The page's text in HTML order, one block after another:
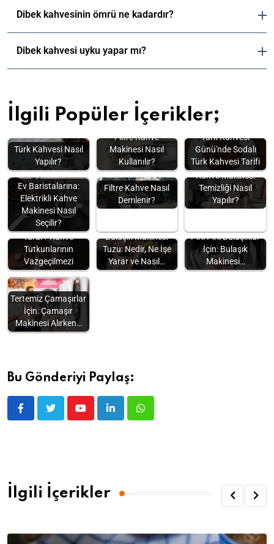
Dibek kahvesinin ömrü ne kadardır?
Dibek kahvesi uyku yapar mı?
İlgili Popüler İçerikler;
Türk Kahvesi Nasıl
Yapılır?
Tüm İpuçlarıyla:
Filtre Kahve
Makinesi Nasıl
Kullanılır?
Türk Kahvesi
Günü'nde Sodalı
Türk Kahvesi Tarifi
Ev Baristalarına:
Elektrikli Kahve
Makinesi Nasıl
Seçilir?
Filtre Kahve Nasıl
Demlenir?
Kahve Makinesi
Temizliği Nasıl
Yapılır?
Moka Pot Ne İşe
Yarar? Kahve
Tutkunlarının
Vazgeçilmezi
Bulaşık Makinesi
Tuzu: Nedir, Ne İşe
Yarar ve Nasıl…
Pırıl Pırıl Bulaşıklar
İçin: Bulaşık
Makinesi…
Tertemiz Çamaşırlar
İçin: Çamaşır
Makinesi Alırken…
Bu Gönderiyi Paylaş:
İlgili İçerikler